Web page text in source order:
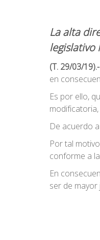
La alta
legislativo
(T. 29/03/19).-
en
Es por ello,
De acuerdo
Por tal
conforme a
En
ser de mayor